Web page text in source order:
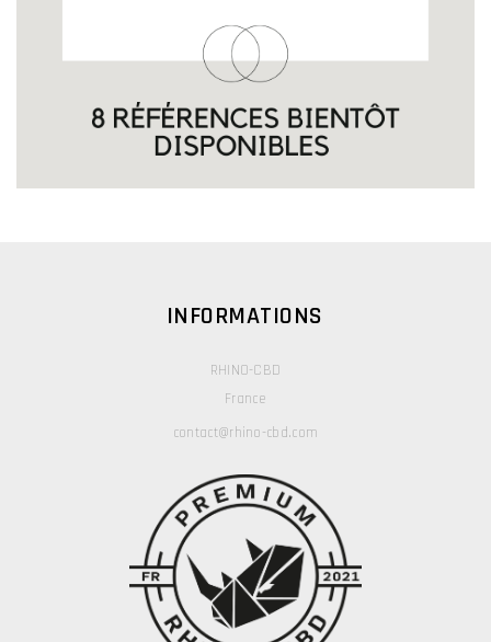
INFORMATIONS
RHINO-CBD
France
contact@rhino-cbd.com